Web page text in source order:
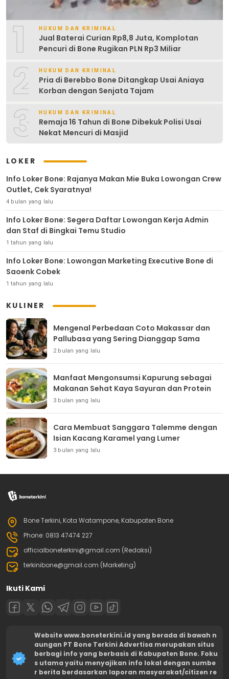
1 HUKUM DAN KRIMINAL
Jual Baterai Curian Rp8,8 Juta, Komplotan
Pencuri di Bone Rugikan PLN Rp3 Miliar
2 HUKUM DAN KRIMINAL
Pria di Berebbo Bone Ditangkap Usai Aniaya
Korban dengan Senjata Tajam
3 HUKUM DAN KRIMINAL
Remaja 16 Tahun di Bone Dibekuk Polisi Usai
Nekat Mencuri di Masjid
LOKER
Info Loker Bone: Rajanya Makan Mie Buka Lowongan Crew
Outlet, Cek Syaratnya!
4 bulan yang lalu
Info Loker Bone: Segera Daftar Lowongan Kerja Admin
dan Staf di Bingkai Temu Studio
1 tahun yang lalu
Info Loker Bone: Lowongan Marketing Executive Bone di
Saoenk Cobek
1 tahun yang lalu
KULINER
Mengenal Perbedaan Coto Makassar dan
Pallubasa yang Sering Dianggap Sama
2 bulan yang lalu
Manfaat Mengonsumsi Kapurung sebagai
Makanan Sehat Kaya Sayuran dan Protein
3 bulan yang lalu
Cara Membuat Sanggara Talemme dengan
Isian Kacang Karamel yang Lumer
3 bulan yang lalu
Bone Terkini, Kota Watampone, Kabupaten Bone
Phone: 0813 47474 227
officialboneterkini@gmail.com (Redaksi)
terkinibone@gmail.com (Marketing)
Ikuti Kami
Website www.boneterkini.id yang berada di bawah n
aungan PT Bone Terkini Advertisa merupakan situs
berbagi info yang berbasis di Kabupaten Bone. Foku
s utama yaitu menyajikan info lokal dengan sumbe
r berita berdasarkan laporan masyarakat/citizen re